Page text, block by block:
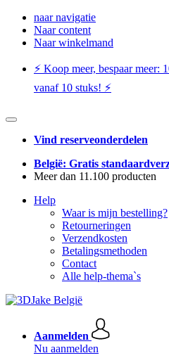
naar navigatie
Naar content
Naar winkelmand
⚡️ Koop meer, bespaar
vanaf 10 stuks! ⚡️
Vind reserveonderdelen
België: Gratis
Meer dan 11.100 producten
Help
Waar is mijn bestelling?
Retourneringen
Verzendkosten
Betalingsmethoden
Contact
Alle help-thema`s
Aanmelden
Nu aanmelden